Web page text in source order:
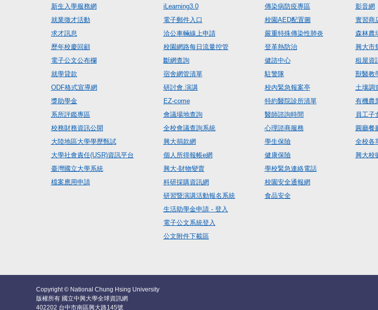
新生入學服務網
就業徵才活動
求才訊息
歷年校慶回顧
電子公文公布欄
就學貸款
ODF格式宣導網
獎助學金
系所評鑑專區
校務財務資訊公開
大陸地區大學學歷甄試
大學社會責任(USR)資訊平台
臺灣國立大學系統
檔案應用申請
iLearning3.0
電子郵件入口
洽公車輛線上申請
校園網路每日流量控管
斷網查詢
宿舍網管清單
研討會.演講
EZ-come
會議場地查詢
全校會議查詢系統
興大捐款網
個人所得報帳e網
興大-財物變賣
科研採購資訊網
研習暨演講活動報名系統
生活助學金申請 - 登入
電子公文系統登入
公文附件下載區
傳染病防疫專區
校園AED配置圖
嚴重特殊傳染性肺炎
登革熱防治
健諮中心
駐警隊
校內緊急報案亭
特約醫院診所清單
醫師諮詢時間
心理諮商服務
學生保險
健康保險
學校緊急連絡電話
校園安全通報網
食品安全
影音網
實習商
森林農
興大市
租屋資
獸醫教
土壤調
有機農
員工子
圓廳餐
全校各
興大校
Copyright © National Chung Hsing University
版權所有 國立中興大學全球資訊網
402202 台中市南區興大路145號